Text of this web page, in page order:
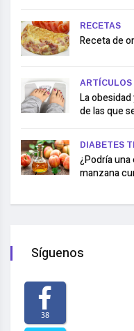
RECETAS
Receta de
ARTÍCULOS
La
de las que
DIABETES
¿Podría
manzana
Síguenos
38